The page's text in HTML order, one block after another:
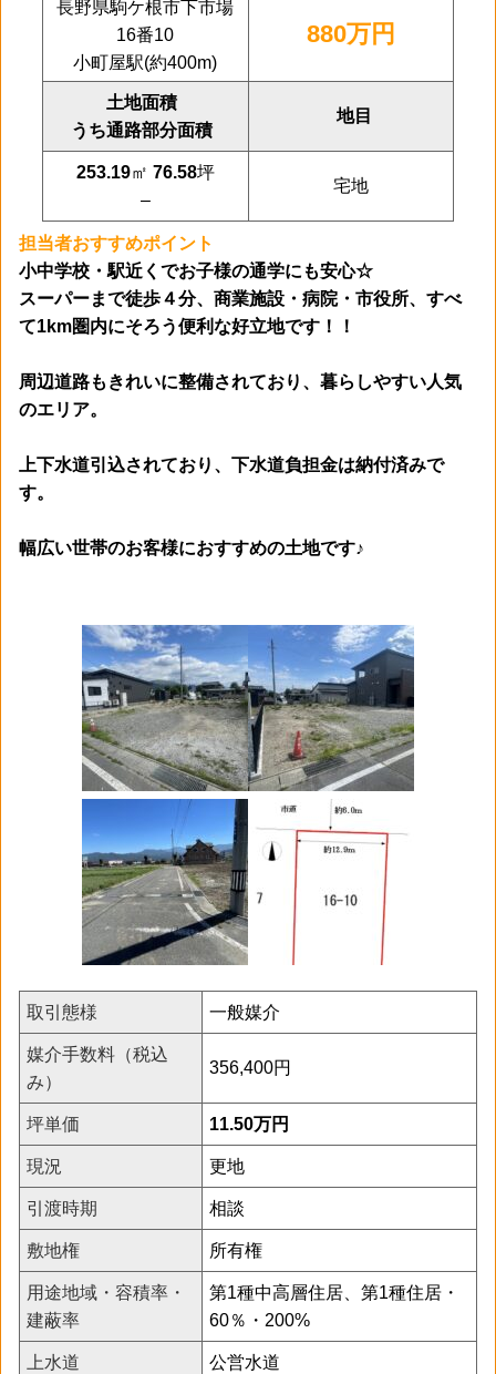
長野県駒ケ根市下市場
16番10
小町屋駅(約400m)
880万円
土地面積
うち通路部分面積
地目
253.19㎡ 76.58坪
–
宅地
担当者おすすめポイント
小中学校・駅近くでお子様の通学にも安心☆
スーパーまで徒歩４分、 商業施設・病院・市役所、 すべ
て1km圏内にそろう便利な好立地です！！
周辺道路もきれいに整備されており、 暮らしやすい人気
のエリア。
上下水道引込されており、下水道負担金は納付済みで
す。
幅広い世帯のお客様におすすめの土地です♪
取引態様 一般媒介
媒介手数料（税込
み）
356,400円
坪単価 11.50万円
現況 更地
引渡時期 相談
敷地権 所有権
用途地域・容積率・
建蔽率
第1種中高層住居、第1種住居・
60％・200%
上水道 公営水道